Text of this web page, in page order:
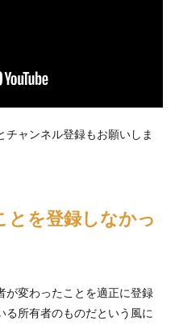
チャンネル登録もお願いしま
とを登録しなかっ
が変わったことを適正に登録
る所有者のものだという風に